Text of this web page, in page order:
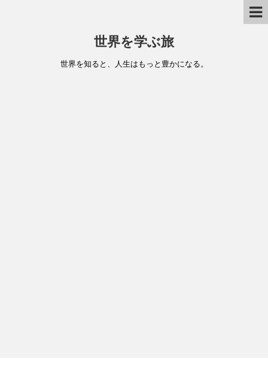
世界を学ぶ旅
世界を知ると、人生はもっと豊かになる。